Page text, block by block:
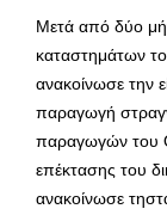
Μετά από δύο
καταστημάτων
ανακοίνωσε την
παραγωγή
παραγωγών του
επέκτασης του
ανακοίνωσε